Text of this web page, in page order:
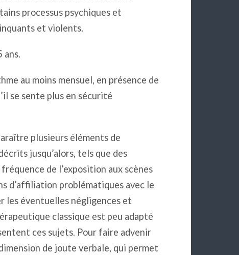
processus psychiques et
et violents.
ans.
au moins mensuel, en présence de
se sente plus en sécurité
plusieurs éléments de
jusqu’alors, tels que des
de l’exposition aux scènes
d’affiliation problématiques avec le
les éventuelles négligences et
classique est peu adapté
ces sujets. Pour faire advenir
de joute verbale, qui permet